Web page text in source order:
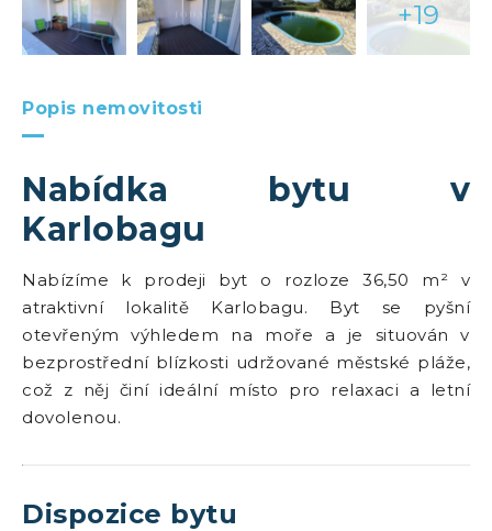
+19
Popis nemovitosti
Nabídka bytu v
Karlobagu
Nabízíme k prodeji byt o rozloze 36,50 m² v
atraktivní lokalitě Karlobagu. Byt se pyšní
otevřeným výhledem na moře a je situován v
bezprostřední blízkosti udržované městské pláže,
což z něj činí ideální místo pro relaxaci a letní
dovolenou.
Dispozice bytu